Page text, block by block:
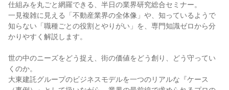
仕組みを丸ごと網羅できる、半日の業界研究総合セミナー。
一見複雑に見える「不動産業界の全体像」や、知っているようで
知らない「職種ごとの役割とやりがい」を、専門知識ゼロから分
かりやすく解説します。
世の中のニーズをどう捉え、街の価値をどう創り、どう守ってい
くのか。
大東建託グループのビジネスモデルを一つのリアルな『ケース